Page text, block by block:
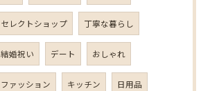
セレクトショップ 丁寧な暮らし
結婚祝い デート おしゃれ
ファッション キッチン 日用品